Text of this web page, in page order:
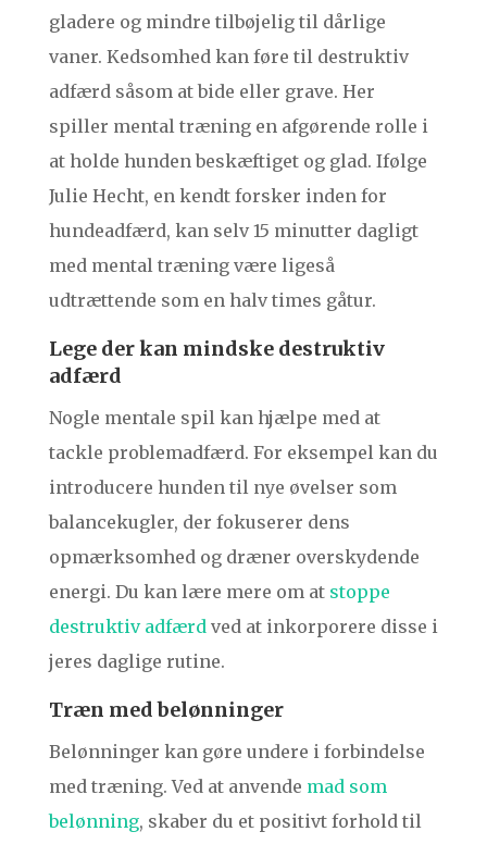
gladere og mindre tilbøjelig til dårlige
vaner. Kedsomhed kan føre til destruktiv
adfærd såsom at bide eller grave. Her
spiller mental træning en afgørende rolle i
at holde hunden beskæftiget og glad. Ifølge
Julie Hecht, en kendt forsker inden for
hundeadfærd, kan selv 15 minutter dagligt
med mental træning være ligeså
udtrættende som en halv times gåtur.
Lege der kan mindske destruktiv
adfærd
Nogle mentale spil kan hjælpe med at
tackle problemadfærd. For eksempel kan du
introducere hunden til nye øvelser som
balancekugler, der fokuserer dens
opmærksomhed og dræner overskydende
energi. Du kan lære mere om at stoppe
destruktiv adfærdved at inkorporere disse i
jeres daglige rutine.
Træn med belønninger
Belønninger kan gøre undere i forbindelse
med træning. Ved at anvende mad som
belønning, skaber du et positivt forhold til